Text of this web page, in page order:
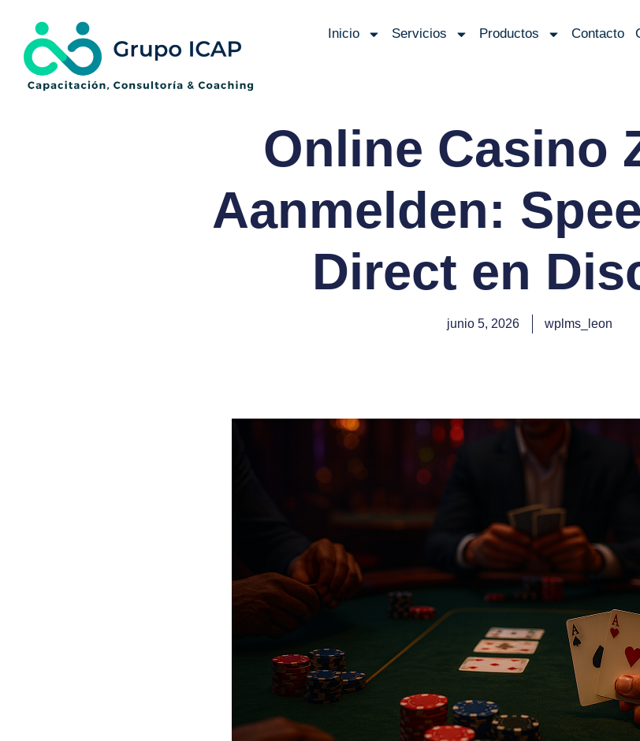
Inicio Servicios Productos Contacto
Online Casino
Aanmelden:
Direct en
junio 5, 2026 wplms_leon